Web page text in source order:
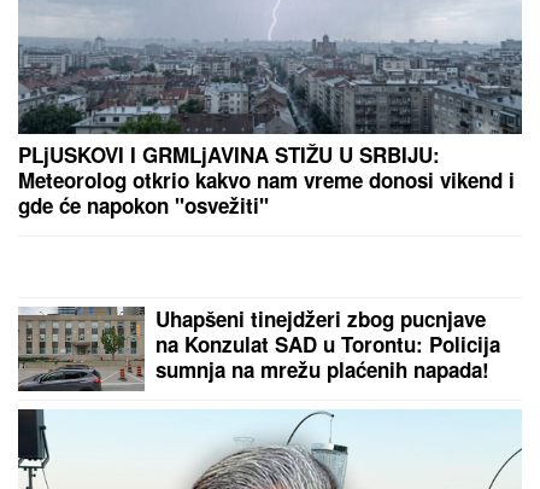
MILICA NAMAMILA PEKARA (73) ZBOG INTIMNIH
osumnjičeni pljačkali
Čipovane mačke nestale na
Bežanijskoj kosi i u Paviljonima:
Buba se vratila kući, Flafija još traže